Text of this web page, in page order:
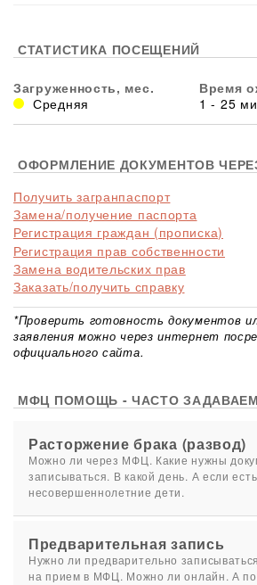
СТАТИСТИКА ПОСЕЩЕНИЙ
Загруженность, мес.
Средняя
Время
1 - 25
ОФОРМЛЕНИЕ ДОКУМЕНТОВ
Получить загранпаспорт
Замена/получение паспорта
Регистрация граждан (прописка)
Регистрация прав собственности
Замена водительских прав
Заказать/получить справку
*Проверить готовность документов
заявления можно через интернет
официального сайта.
МФЦ ПОМОЩЬ - ЧАСТО
Расторжение брака (развод)
Можно ли через МФЦ. Какие нужны
записываться. В какой день. А если есть
несовершеннолетние дети.
Предварительная запись
Нужно ли предварительно
на прием в МФЦ. Можно ли онлайн. А